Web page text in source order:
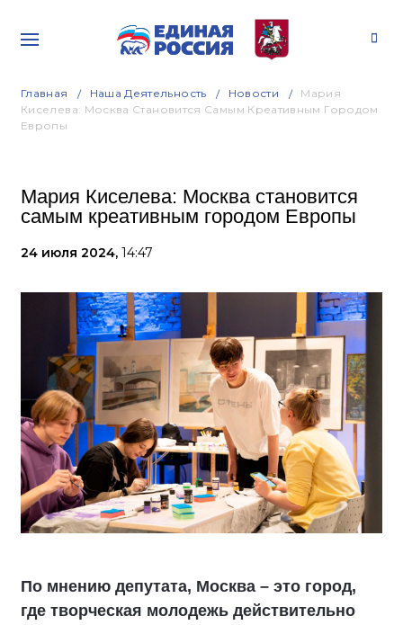
Главная Наша Деятельность Новости
Мария
Киселева: Москва Становится Самым Креативным Городом
Европы
Мария Киселева: Москва становится
самым креативным городом Европы
24 июля 2024, 14:47
По мнению депутата, Москва – это город,
где творческая молодежь действительно